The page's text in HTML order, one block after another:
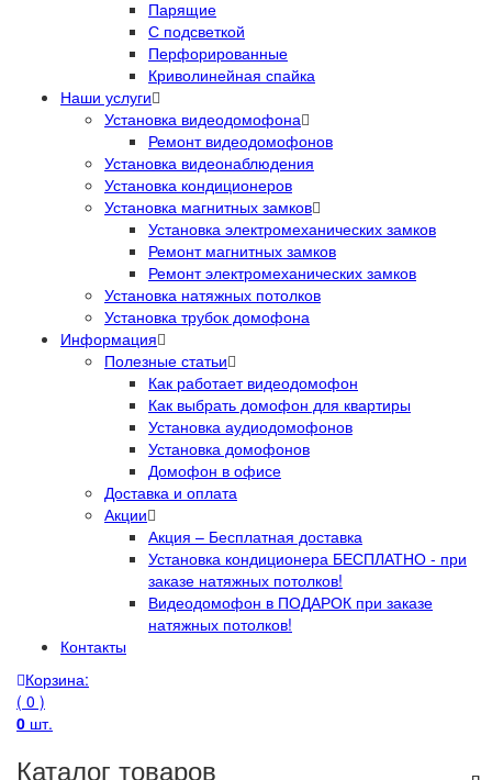
Парящие
С подсветкой
Перфорированные
Криволинейная спайка
Наши услуги
Установка видеодомофона
Ремонт видеодомофонов
Установка видеонаблюдения
Установка кондиционеров
Установка магнитных замков
Установка электромеханических замков
Ремонт магнитных замков
Ремонт электромеханических замков
Установка натяжных потолков
Установка трубок домофона
Информация
Полезные статьи
Как работает видеодомофон
Как выбрать домофон для квартиры
Установка аудиодомофонов
Установка домофонов
Домофон в офисе
Доставка и оплата
Акции
Акция – Бесплатная доставка
Установка кондиционера БЕСПЛАТНО - при
заказе натяжных потолков!
Видеодомофон в ПОДАРОК при заказе
натяжных потолков!
Контакты
Корзина:
( 0 )
0 шт.
Каталог товаров